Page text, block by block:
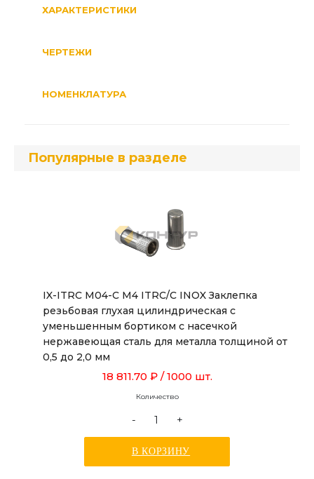
ХАРАКТЕРИСТИКИ
ЧЕРТЕЖИ
НОМЕНКЛАТУРА
Популярные в разделе
IX-ITRC M04-C M4 ITRC/C INOX Заклепка
резьбовая глухая цилиндрическая с
уменьшенным бортиком с насечкой
нержавеющая сталь для металла толщиной от
0,5 до 2,0 мм
18 811.70 ₽ / 1000 шт.
Количество
- +
В КОРЗИНУ